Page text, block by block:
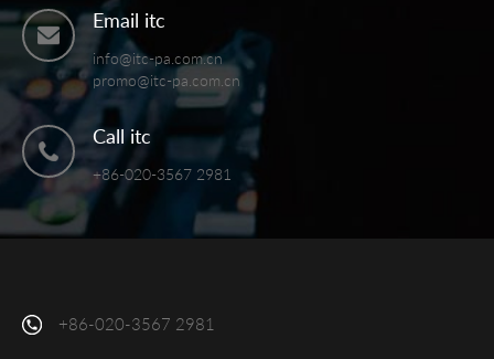
Email itc
info@itc-pa.com.cn
promo@itc-pa.com.cn
Call itc
+86-020-3567 2981
+86-020-3567 2981